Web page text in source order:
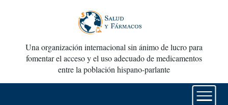
Una organización internacional sin ánimo de lucro para
fomentar el acceso y el uso adecuado de medicamentos
entre la población hispano-parlante